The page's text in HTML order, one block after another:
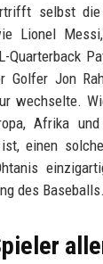
selbst
Lionel
Quarterback
Golfer Jon
wechselte.
Afrika
einen
des Baseballs.